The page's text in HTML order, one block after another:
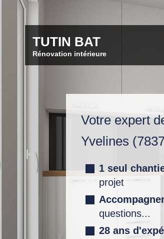
TUTIN BAT
Rénovation intérieure
Votre expert
Yvelines
1 seul
projet
questions...
28 ans